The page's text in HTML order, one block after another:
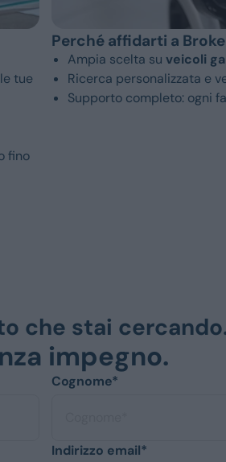
tue
fino
Perché affidarti a
Ampia scelta suveicoli
Ricerca personalizzata e
Supporto completo: ogni
che stai
impegno.
Cognome*
Indirizzo email*